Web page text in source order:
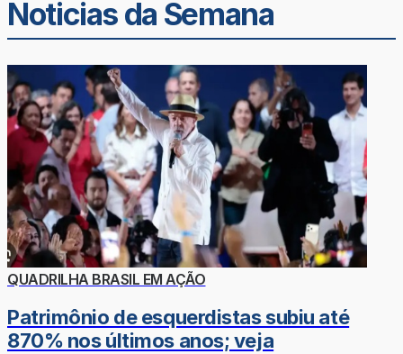
Noticias da Semana
QUADRILHA BRASIL EM AÇÃO
Patrimônio de esquerdistas subiu até
870% nos últimos anos; veja